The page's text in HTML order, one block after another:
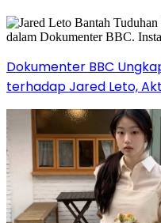
Dokumenter BBC
terhadap Jared Leto,